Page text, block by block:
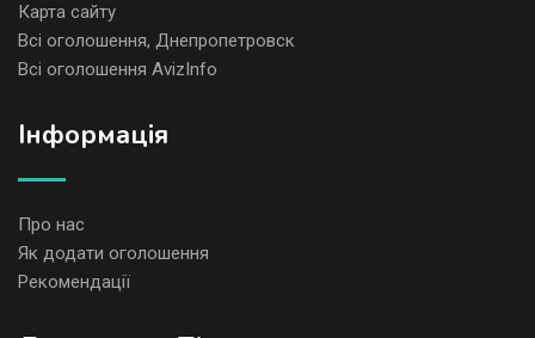
Карта сайту
Всі оголошення, Днепропетровск
Всі оголошення AvizInfo
Iнформація
Про нас
Як додати оголошення
Рекомендації